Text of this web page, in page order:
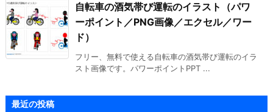
自転車の酒気帯び運転のイラスト（パワ
ーポイント／PNG画像／エクセル／ワー
ド）
フリー、無料で使える自転車の酒気帯び運転のイラ
スト画像です。パワーポイントPPT ...
最近の投稿